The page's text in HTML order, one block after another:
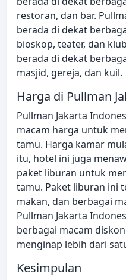
restoran, dan bar.
berada di dekat
bioskop, teater, dan
berada di dekat
masjid, gereja, dan kuil.
Harga di Pullman
Pullman Jakarta
macam harga untuk
tamu. Harga kamar
itu, hotel ini juga
paket liburan untuk
tamu. Paket liburan ini
makan, dan berbagai
Pullman Jakarta
berbagai macam
menginap lebih dari
Kesimpulan